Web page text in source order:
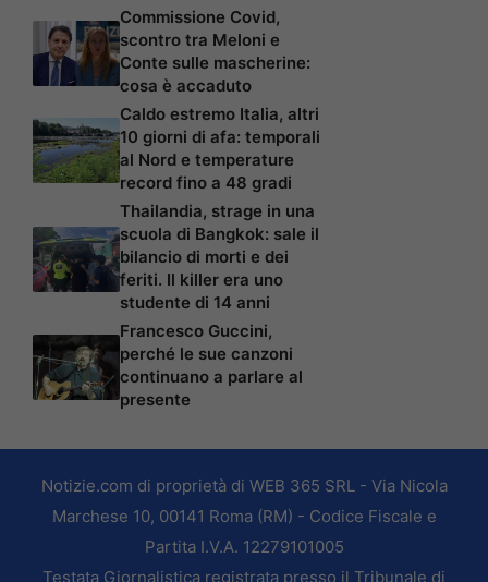
Commissione Covid,
scontro tra Meloni e
Conte sulle mascherine:
cosa è accaduto
Caldo estremo Italia, altri
10 giorni di afa: temporali
al Nord e temperature
record fino a 48 gradi
Thailandia, strage in una
scuola di Bangkok: sale il
bilancio di morti e dei
feriti. Il killer era uno
studente di 14 anni
Francesco Guccini,
perché le sue canzoni
continuano a parlare al
presente
Notizie.com di proprietà di WEB 365 SRL - Via Nicola
Marchese 10, 00141 Roma (RM) - Codice Fiscale e
Partita I.V.A. 12279101005
Testata Giornalistica registrata presso il Tribunale di